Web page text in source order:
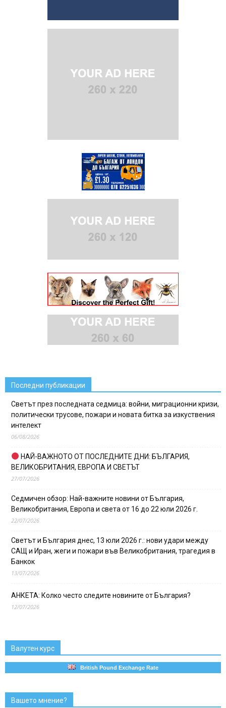
Последни публикации
Светът през последната седмица: войни, миграционни кризи,
политически трусове, пожари и новата битка за изкуствения
интелект
06/08/2026
НАЙ-ВАЖНОТО ОТ ПОСЛЕДНИТЕ ДНИ: БЪЛГАРИЯ,
ВЕЛИКОБРИТАНИЯ, ЕВРОПА И СВЕТЪТ
27/07/2026
Седмичен обзор: Най-важните новини от България,
Великобритания, Европа и света от 16 до 22 юли 2026 г.
22/07/2026
Светът и България днес, 13 юли 2026 г.: нови удари между
САЩ и Иран, жеги и пожари във Великобритания, трагедия в
Банкок
13/07/2026
АНКЕТА: Колко често следите новините от България?
12/07/2026
Валутен курс
British Pound Exchange Rate
Вашето мнение?